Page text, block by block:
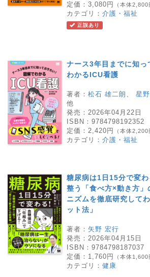
定価： 3,080円 （本体2,800
カテゴリ： 介護・福祉
正誤あり
ナース3年目までに知
わかるICU看護
著者： 松石 雄二朗 、 星
他
発売： 2026年04月22日
ISBN： 9784798192352
定価： 2,420円 （本体2,200
カテゴリ： 介護・福祉
糖尿病は1日15分で変
整う「食べ方×動き方」
ニズムを徹底研究して
ット法」
著者： 矢野 宏行
発売： 2026年04月15日
ISBN： 9784798187037
定価： 1,760円 （本体1,600
カテゴリ： 健康